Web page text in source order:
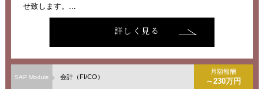
せ致します。...
詳しく見る
SAP Module 会計（FI/CO）
月額報酬
～230万円